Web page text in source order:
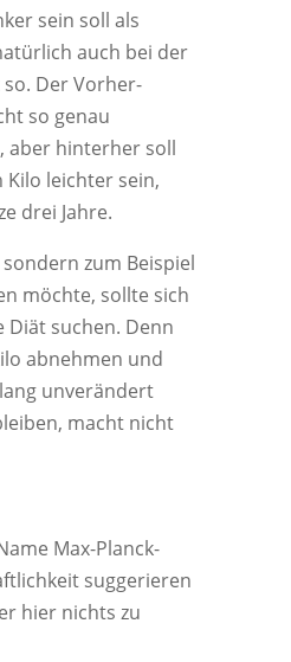
sein soll als
auch bei der
so. Der Vorher-
so genau
aber hinterher soll
Kilo leichter sein,
drei Jahre.
zum Beispiel
möchte, sollte sich
Diät suchen. Denn
abnehmen und
unverändert
macht nicht
Max-Planck-
suggerieren
hier nichts zu